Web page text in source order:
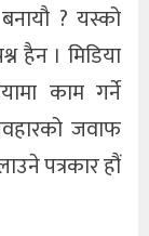
? यस्को
हैन । मिडिया
काम गर्ने
जवाफ
पत्रकार हौं